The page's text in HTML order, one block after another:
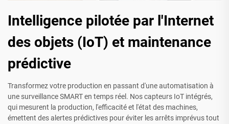
Intelligence pilotée par l'Internet
des objets (IoT) et maintenance
prédictive
Transformez votre production en passant d'une automatisation à
une surveillance SMART en temps réel. Nos capteurs IoT intégrés,
qui mesurent la production, l'efficacité et l'état des machines,
émettent des alertes prédictives pour éviter les arrêts imprévus tout